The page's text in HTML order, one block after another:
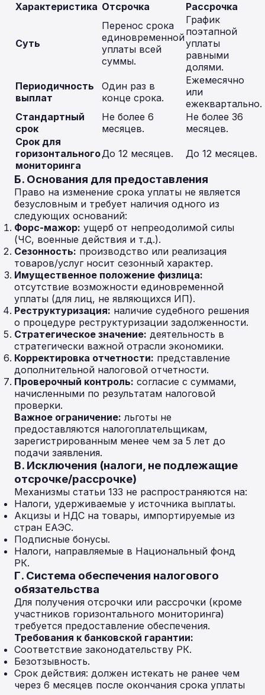
Характеристика Отсрочка Рассрочка
Суть
Перенос срока
единовременной
уплаты всей
суммы.
График
поэтапной
уплаты
равными
долями.
Периодичность
выплат
Один раз в
конце срока.
Ежемесячно
или
ежеквартально.
Стандартный
срок
Не более 6
месяцев.
Не более 36
месяцев.
Срок для
горизонтального
мониторинга
До 12 месяцев. До 12 месяцев.
Б. Основания для предоставления
Право на изменение срока уплаты не является
безусловным и требует наличия одного из
следующих оснований:
Форс-мажор: ущерб от непреодолимой силы
(ЧС, военные действия и т.д.).
Сезонность: производство или реализация
товаров/услуг носит сезонный характер.
Имущественное положение физлица:
отсутствие возможности единовременной
уплаты (для лиц, не являющихся ИП).
Реструктуризация: наличие судебного решения
о процедуре реструктуризации задолженности.
Стратегическое значение: деятельность в
стратегически важной отрасли экономики.
Корректировка отчетности: представление
дополнительной налоговой отчетности.
Проверочный контроль: согласие с суммами,
начисленными по результатам налоговой
проверки.
Важное ограничение: льготы не
предоставляются налогоплательщикам,
зарегистрированным менее чем за 5 лет до
подачи заявления.
В. Исключения (налоги, не подлежащие
отсрочке/рассрочке)
Механизмы статьи 133 не распространяются на:
Налоги, удерживаемые у источника выплаты.
Акцизы и НДС на товары, импортируемые из
стран ЕАЭС.
Подписные бонусы.
Налоги, направляемые в Национальный фонд
РК.
Г. Система обеспечения налогового
обязательства
Для получения отсрочки или рассрочки (кроме
участников горизонтального мониторинга)
требуется предоставление обеспечения.
Требования к банковской гарантии:
Соответствие законодательству РК.
Безотзывность.
Срок действия: должен истекать не ранее чем
через 6 месяцев после окончания срока уплаты